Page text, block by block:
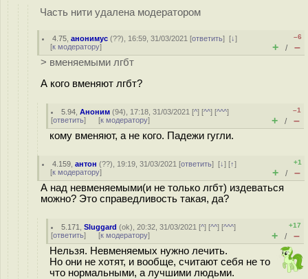
Часть нити удалена модератором
4.75 ,анонимус (??), 16:59, 31/03/2021 [ответить][↓]
[к модератору]
–6
+ / –
> вменяемыми лгбт
А кого вменяют лгбт?
5.94 ,Аноним (94), 17:18, 31/03/2021 [^] [^^] [^^^]
[ответить] [к модератору]
–1
+ / –
кому вменяют, а не кого. Падежи гугли.
4.159 ,антон (??), 19:19, 31/03/2021 [ответить][↓] [↑]
[к модератору]
+1
+ / –
А над невменяемыми(и не только лгбт) издеваться
можно? Это справедливость такая, да?
5.171 ,Sluggard (ok), 20:32, 31/03/2021 [^] [^^] [^^^]
[ответить] [к модератору]
+17
+ / –
Нельзя. Невменяемых нужно лечить.
Но они не хотят, и вообще, считают себя не то
что нормальными, а лучшими людьми.